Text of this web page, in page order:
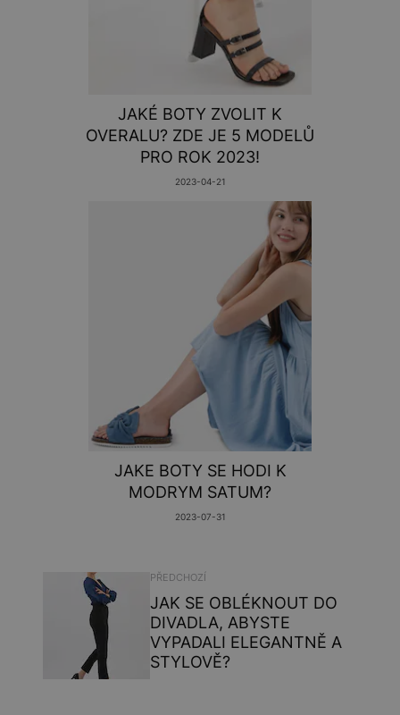
JAKÉ BOTY ZVOLIT K
OVERALU? ZDE JE 5 MODELŮ
PRO ROK 2023!
2023-04-21
JAKE BOTY SE HODI K
MODRYM SATUM?
2023-07-31
PŘEDCHOZÍ
JAK SE OBLÉKNOUT DO
DIVADLA, ABYSTE
VYPADALI ELEGANTNĚ A
STYLOVĚ?